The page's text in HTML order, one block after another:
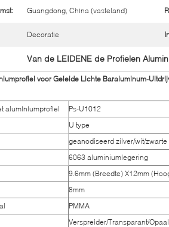
Guangdong, China (vasteland)
Decoratie
Van de LEIDENE de Profielen
voor Geleide Lichte Baraluminum-
aluminiumprofiel
Ps-U1012
U type
geanodiseerd zilver/wit/zwarte
6063 aluminiumlegering
9.6mm (Breedte) X12mm
8mm
PMMA
Verspreider/Transparant/Opaal